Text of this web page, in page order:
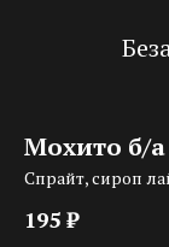
Мохито б/а
Спрайт, сироп
195 ₽